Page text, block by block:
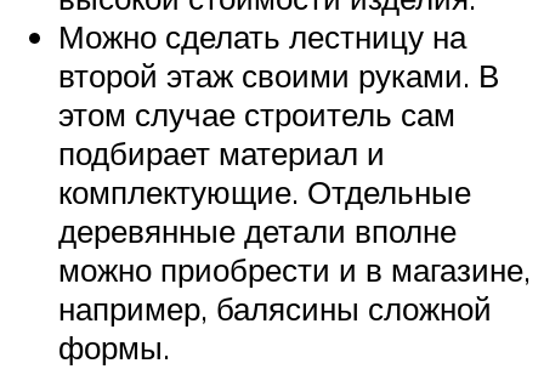
Можно сделать лестницу на
второй этаж своими руками. В
этом случае строитель сам
подбирает материал и
комплектующие. Отдельные
деревянные детали вполне
можно приобрести и в магазине,
например, балясины сложной
формы.